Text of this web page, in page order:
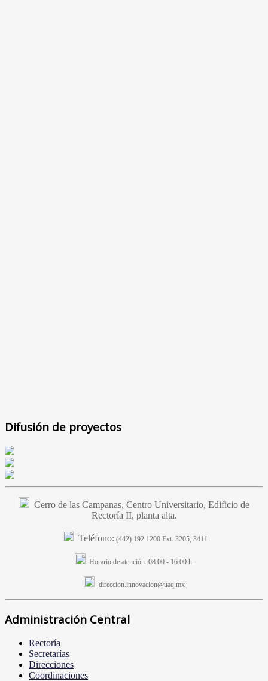
Difusión de proyectos
Cerro de las Campanas, Centro Universitario, Edificio de
Rectoría II, planta alta.
Teléfono: (442) 192 1200 Ext. 3205, 3411
Horario de atención:08:00 - 16:00 h.
direccion.innovacion@uaq.mx
Administración Central
Rectoría
Secretarías
Direcciones
Coordinaciones